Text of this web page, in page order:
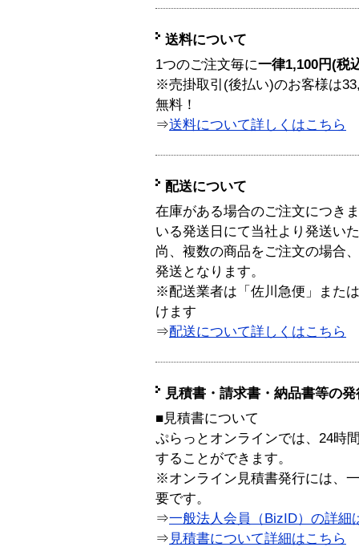
送料について
1つのご注文毎に一律1,100円(税
※売掛取引(後払い)のお客様は
無料！
⇒送料について詳しくはこちら
配送について
在庫がある場合のご注文につき
いる発送日にて当社より発送い
尚、複数の商品をご注文の場合
発送となります。
※配送業者は「佐川急便」また
けます
⇒配送について詳しくはこちら
見積書・請求書・納品書等の
■見積書について
ぷらっとオンラインでは、24時
することができます。
※オンライン見積書発行には、
要です。
⇒一般法人会員（BizID）の詳細
⇒ 見積書について詳細はこちら